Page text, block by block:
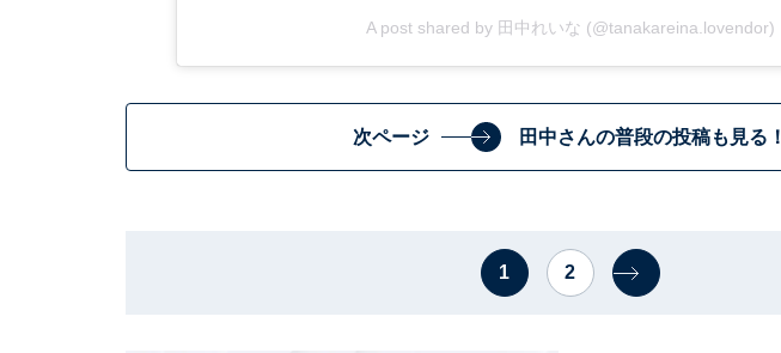
A post shared by 田中れいな (@tanakareina.lovendor)
次ページ 田中さんの普段の投稿も見る！
1 2